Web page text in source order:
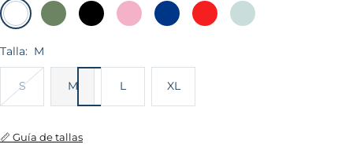
Blanco Verde
Militar
Claro
Negro
Rosado
Vintage
Acero Rojo
Denim
BB
Talla: M
S M L XL
📏 Guía de tallas